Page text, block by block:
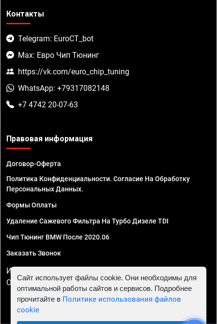
Контакты
Telegram: EuroCT_bot
Max: Евро Чип Тюнинг
https://vk.com/euro_chip_tuning
WhatsApp: +79317082148
+7 4742 20-07-63
Правовая информация
Договор-Оферта
Политика Конфиденциальности. Согласие На Обработку
Персональных Данных.
Формы Оплаты
Удаление Сажевого Фильтра На Турбо Дизеле TDI
Чип Тюнинг BMW После 2020.06
Заказать Звонок
ИП Смирнов Георгий Павлович. ИНН 781302555843,
ОГРНИП 324470400032610
Сайт использует файлы cookie. Они необходимы для
оптимальной работы сайтов и сервисов. Подробнее
прочитайте в Политике использования файлов
cookie